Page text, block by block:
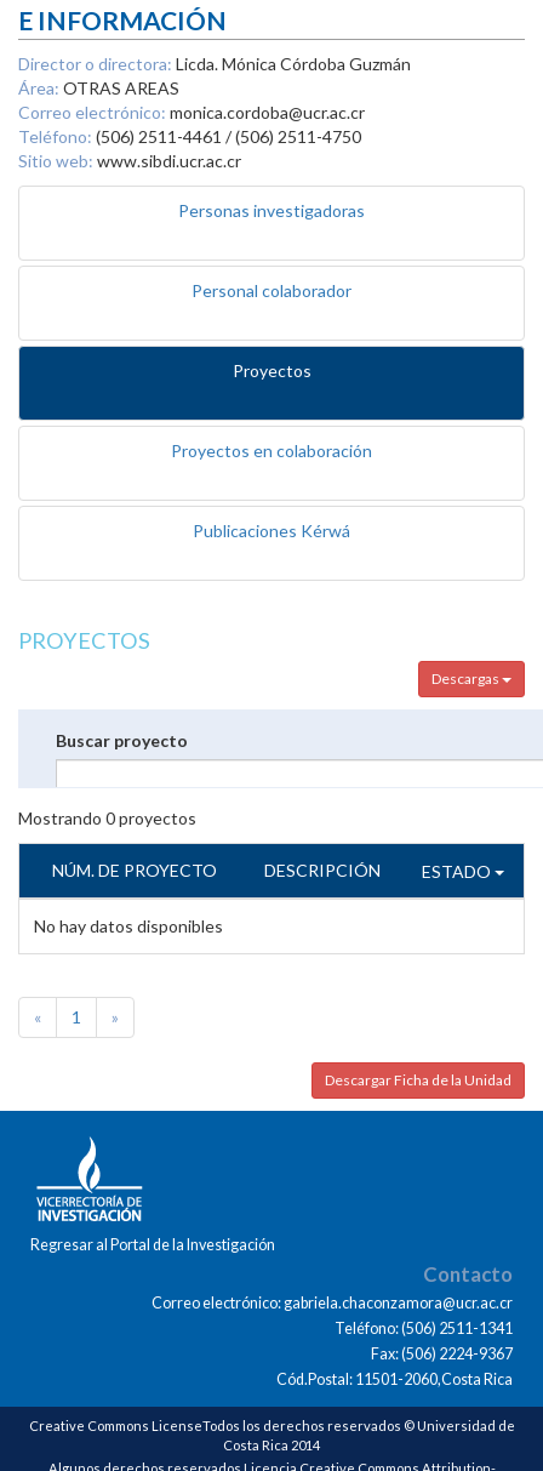
E INFORMACIÓN
Director o directora: Licda. Mónica Córdoba Guzmán
Área: OTRAS AREAS
Correo electrónico: monica.cordoba@ucr.ac.cr
Teléfono: (506) 2511-4461 / (506) 2511-4750
Sitio web: www.sibdi.ucr.ac.cr
Personas investigadoras
Personal colaborador
Proyectos
Proyectos en colaboración
Publicaciones Kérwá
PROYECTOS
Descargas
Buscar proyecto
Mostrando 0proyectos
NÚM. DE PROYECTO DESCRIPCIÓN ESTADO
No hay datos disponibles
« 1 »
Descargar Ficha de la Unidad
Regresar al Portal de la Investigación
Contacto
Correo electrónico: gabriela.chaconzamora@ucr.ac.cr
Teléfono: (506) 2511-1341
Fax: (506) 2224-9367
Cód.Postal: 11501-2060,Costa Rica
Creative Commons LicenseTodos los derechos reservados © Universidad de
Costa Rica 2014